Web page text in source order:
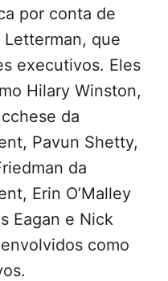
por conta de
que
executivos. Eles
Hilary Winston,
da
Pavun Shetty,
da
Erin O’Malley
Eagan e Nick
como